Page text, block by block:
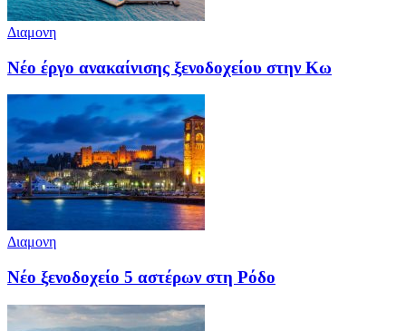
Διαμονη
Νέο έργο ανακαίνισης ξενοδοχείου στην Κω
Διαμονη
Νέο ξενοδοχείο 5 αστέρων στη Ρόδο